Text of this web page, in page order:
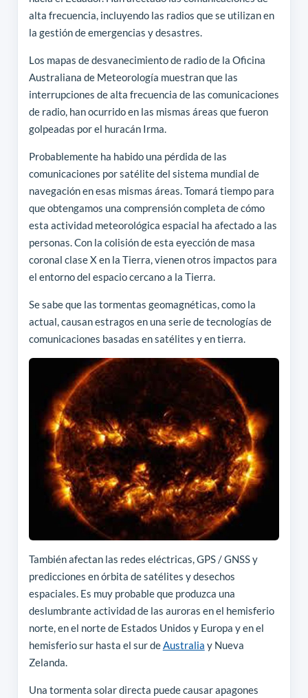
alta frecuencia, incluyendo las radios que se utilizan en
la gestión de emergencias y desastres.
Los mapas de desvanecimiento de radio de la Oficina
Australiana de Meteorología muestran que las
interrupciones de alta frecuencia de las comunicaciones
de radio, han ocurrido en las mismas áreas que fueron
golpeadas por el huracán Irma.
Probablemente ha habido una pérdida de las
comunicaciones por satélite del sistema mundial de
navegación en esas mismas áreas. Tomará tiempo para
que obtengamos una comprensión completa de cómo
esta actividad meteorológica espacial ha afectado a las
personas. Con la colisión de esta eyección de masa
coronal clase X en la Tierra, vienen otros impactos para
el entorno del espacio cercano a la Tierra.
Se sabe que las tormentas geomagnéticas, como la
actual, causan estragos en una serie de tecnologías de
comunicaciones basadas en satélites y en tierra.
También afectan las redes eléctricas, GPS / GNSS y
predicciones en órbita de satélites y desechos
espaciales. Es muy probable que produzca una
deslumbrante actividad de las auroras en el hemisferio
norte, en el norte de Estados Unidos y Europa y en el
hemisferio sur hasta el sur deAustralia y Nueva
Zelanda.
Una tormenta solar directa puede causar apagones